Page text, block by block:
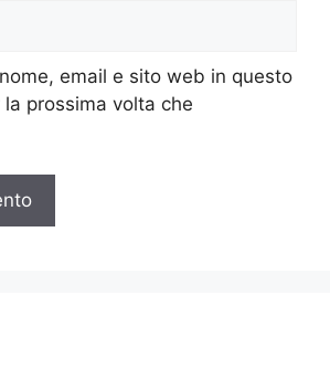
email e sito web in questo
prossima volta che